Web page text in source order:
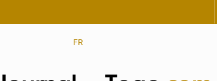
FR